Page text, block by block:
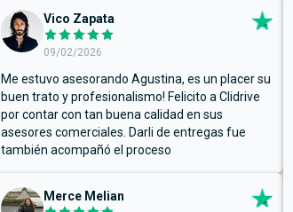
Vico Zapata
09/02/2026
Me estuvo asesorando Agustina, es un placer su
buen trato y profesionalismo! Felicito a Clidrive
por contar con tan buena calidad en sus
asesores comerciales. Darli de entregas fue
también acompañó el proceso
Merce Melian